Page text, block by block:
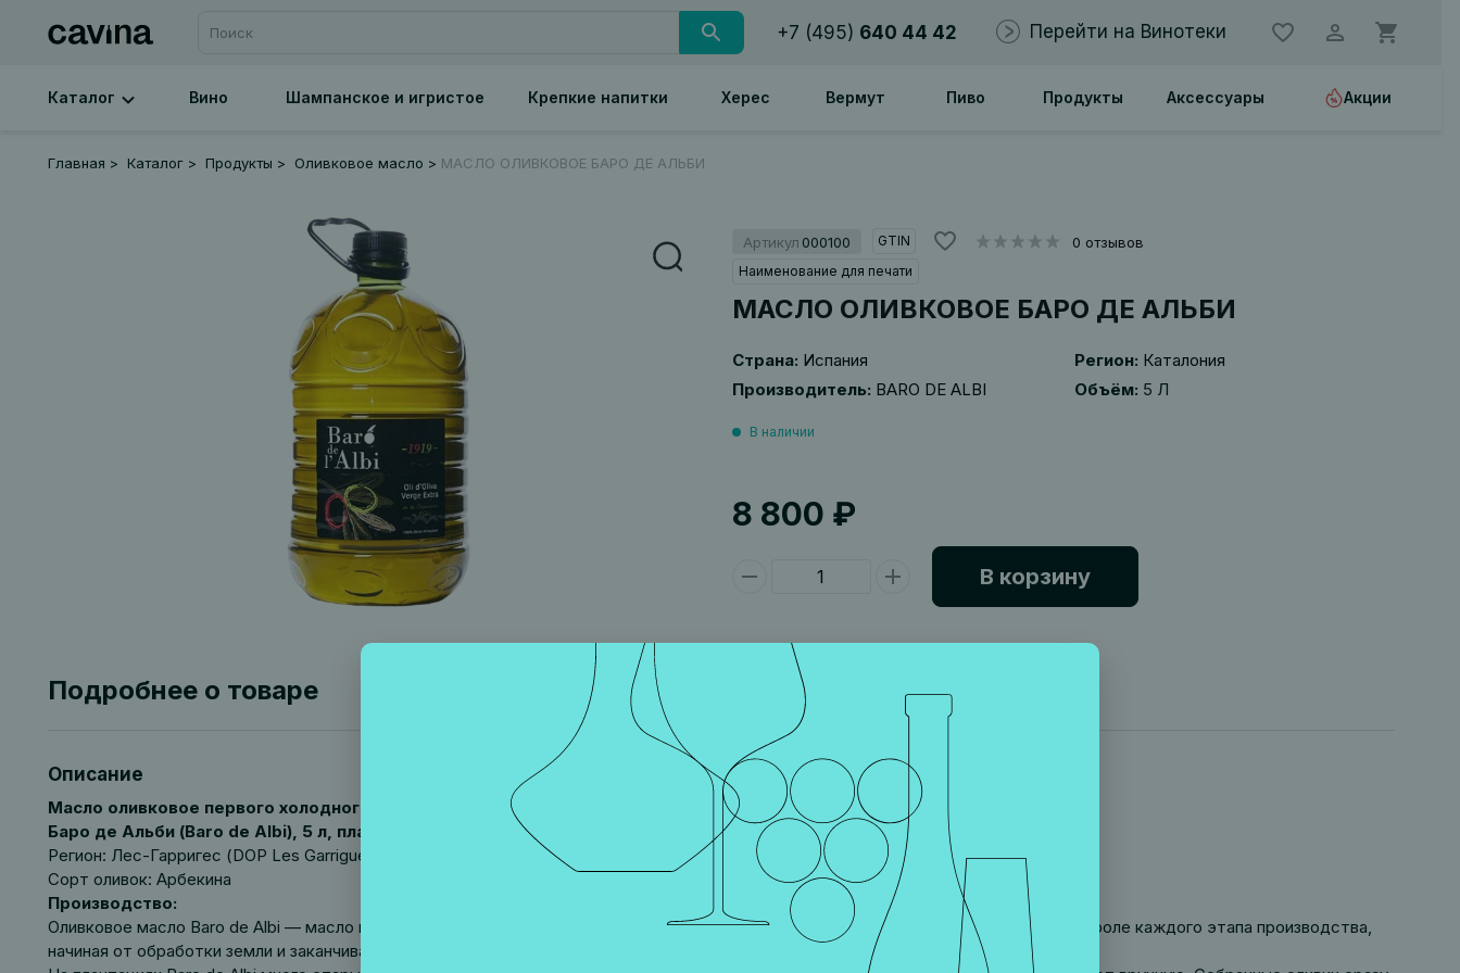
+7 (495) 640 44 42 Перейти на Винотеки
Каталог Вино Шампанское и игристое Крепкие напитки Херес Вермут Пиво Продукты Аксессуары Акции
Главная Каталог Продукты Оливковое масло МАСЛО ОЛИВКОВОЕ БАРО ДЕ АЛЬБИ
Артикул 000100 GTIN 0 отзывов
Наименование для печати
МАСЛО ОЛИВКОВОЕ БАРО ДЕ АЛЬБИ
Страна: Испания Регион: Каталония
Производитель: BARO DE ALBI Объём: 5 Л
В наличии
8 800 ₽
В корзину
Подробнее о товаре
Описание
Масло оливковое первого холодного отжима
Баро де Альби (Baro de Albi), 5 л, пластик
Регион: Лес-Гарригес (DOP Les Garrigues), Каталония
Сорт оливок: Арбекина
Производство:
Оливковое масло Baro de Albi — масло высшей категории качества, изготовленное с уважением к традициям при тщательном контроле каждого этапа производства,
начиная от обработки земли и заканчивая хранением готовой продукции.